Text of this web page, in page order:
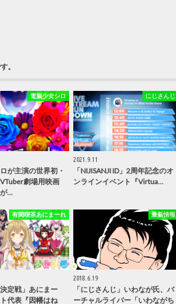
。
電脳少女シロ
が主演の世界初・
劇場用映画
が…
にじさんじ
2021.9.11
「NIJISANJI ID」2周年記念のオ
ンラインイベント『Virtua…
有閑喫茶あにまーれ
決定戦」あにまー
代表『因幡はね
最新情報
2018.6.19
「にじさんじ」いわなが氏、バ
ーチャルライバー「いわながち